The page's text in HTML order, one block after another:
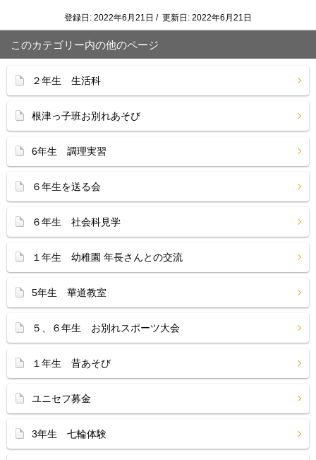
登録日: 2022年6月21日 / 更新日: 2022年6月21日
このカテゴリー内の他のページ
２年生 生活科
根津っ子班お別れあそび
6年生 調理実習
６年生を送る会
６年生 社会科見学
１年生 幼稚園 年長さんとの交流
5年生 華道教室
５、６年生 お別れスポーツ大会
１年生 昔あそび
ユニセフ募金
3年生 七輪体験